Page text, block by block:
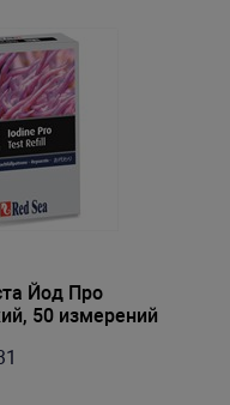
Йод Про
50 измерений